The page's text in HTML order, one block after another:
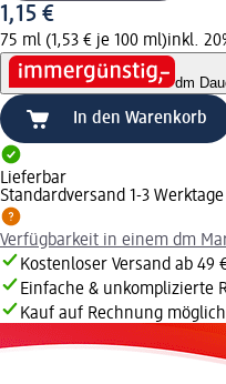
1,15 €
75 ml (1,53 € je 100 ml)inkl.
dm
In den Warenkorb
Lieferbar
Standardversand 1-3 Werktage
Verfügbarkeit in einem dm
Kostenloser Versand ab 49
Einfache & unkomplizierte
Kauf auf Rechnung möglich